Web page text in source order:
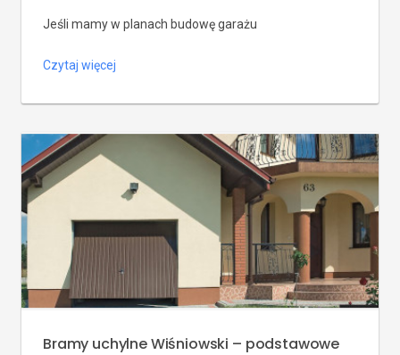
Jeśli mamy w planach budowę garażu
dotyczącą wyboru bramy do garażu. Może być ona
wziąć pod uwagę, że zdarzają się sytuacje, kiedy z
różnych powodów (na przykład braku prądu) konieczne
jest otworzenie bramy do garażu ręcznie. Do […]
Czytaj więcej
Bramy uchylne Wiśniowski – podstawowe